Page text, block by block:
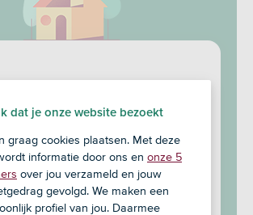
van je huis
daarom tegen een lagere rente
tussen de € 2.500 en € 30.000
dat je onze website bezoekt
graag cookies plaatsen. Met deze
informatie door ons en onze 5
over jou verzameld en jouw
gevolgd. We maken een
profiel van jou. Daarmee